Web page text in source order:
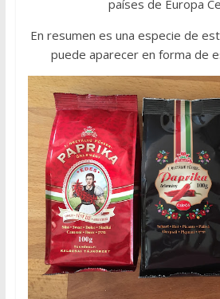
países de Europa
En resumen es una especie de
puede aparecer en forma de